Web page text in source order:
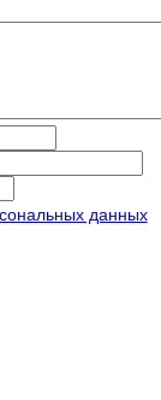
данных